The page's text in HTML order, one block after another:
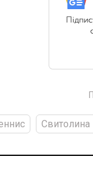
Свитолина